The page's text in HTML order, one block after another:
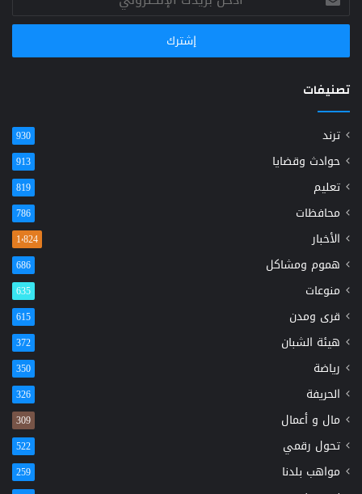
بريدك
الإلكتروني
تصنيفات
ترند 930
حوادث وقضايا 913
تعليم 819
محافظات 786
الأخبار 1٬824
هموم ومشاكل 686
منوعات 635
قرى ومدن 615
هيئة الشبان 372
رياضة 350
الحريفة 326
مال و أعمال 309
تحول رقمي 522
مواهب بلدنا 259